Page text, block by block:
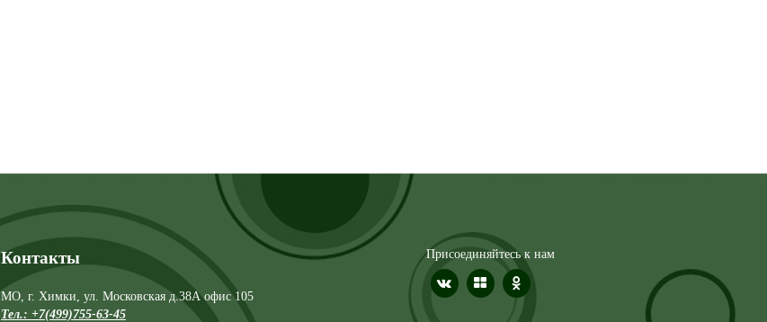
Контакты
МО, г. Химки, ул. Московская д.38А офис 105
Тел.: +7(499)755-63-45
Присоединяйтесь к нам